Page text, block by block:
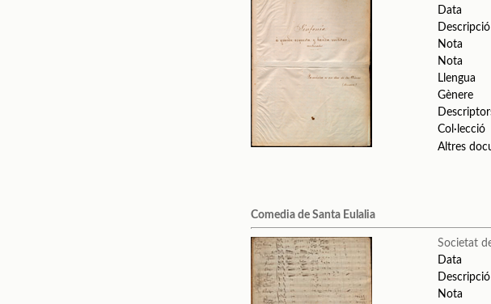
Data
Descripció
Nota
Nota
Llengua
Gènere
Col·lecció
Altres
Comedia de Santa Eulalia
Societat
Data
Descripció
Nota